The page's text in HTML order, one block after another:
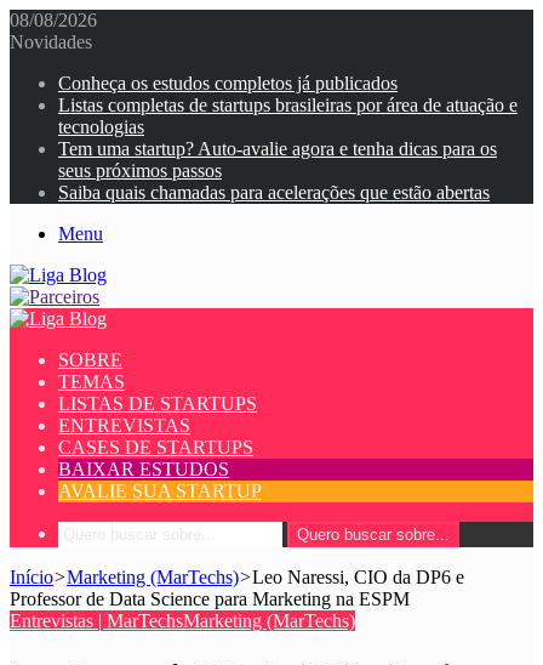
08/08/2026
Novidades
Conheça os estudos completos já publicados
Listas completas de startups brasileiras por área de atuação e
tecnologias
Tem uma startup? Auto-avalie agora e tenha dicas para os
seus próximos passos
Saiba quais chamadas para acelerações que estão abertas
Menu
SOBRE
TEMAS
LISTAS DE STARTUPS
ENTREVISTAS
CASES DE STARTUPS
BAIXAR ESTUDOS
AVALIE SUA STARTUP
Quero buscar sobre...
Início>Marketing (MarTechs)>Leo Naressi, CIO da DP6 e
Professor de Data Science para Marketing na ESPM
Entrevistas | MarTechsMarketing (MarTechs)